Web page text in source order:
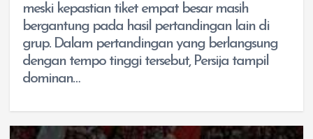
meski kepastian tiket empat besar masih
bergantung pada hasil pertandingan lain di
grup. Dalam pertandingan yang berlangsung
dengan tempo tinggi tersebut, Persija tampil
dominan…